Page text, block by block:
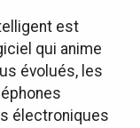
est
qui anime
évolués, les
électroniques